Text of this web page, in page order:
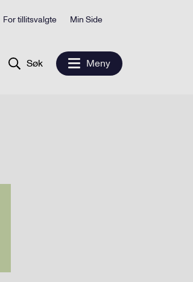
For tillitsvalgte Min Side
Søk Meny